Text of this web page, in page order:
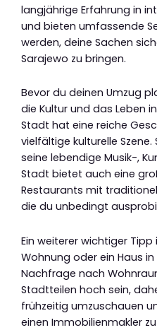
langjährige Erfahrung in
und bieten umfassende
werden, deine Sachen
Sarajewo zu bringen.
Bevor du deinen Umzug
die Kultur und das Leben
Stadt hat eine reiche
vielfältige kulturelle
seine lebendige Musik-,
Stadt bietet auch eine
Restaurants mit
die du unbedingt
Ein weiterer wichtiger
Wohnung oder ein Haus
Nachfrage nach
Stadtteilen hoch sein,
frühzeitig umzuschauen
einen Immobilienmakler